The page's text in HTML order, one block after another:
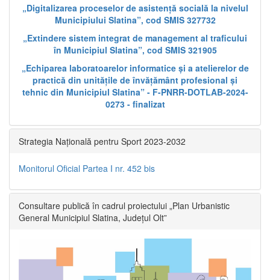
„Digitalizarea proceselor de asistență socială la nivelul
Municipiului Slatina”, cod SMIS 327732
„Extindere sistem integrat de management al traficului
în Municipiul Slatina”, cod SMIS 321905
„Echiparea laboratoarelor informatice și a atelierelor de
practică din unitățile de învățământ profesional și
tehnic din Municipiul Slatina” - F-PNRR-DOTLAB-2024-
0273 - finalizat
Strategia Națională pentru Sport 2023-2032
Monitorul Oficial Partea I nr. 452 bis
Consultare publică în cadrul proiectului „Plan Urbanistic
General Municipiul Slatina, Județul Olt”